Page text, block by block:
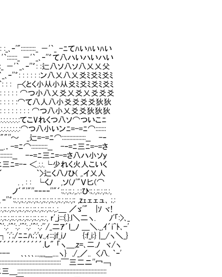
:_､‐'"::::::::::_ －'｀_ -ﾆてﾊいﾊいﾊい
:::::::_ －'｀_､‐''゛て八ハいハいハい
－'｀_､‐''゛: :辷八ソ八ソ八乂乂父
_､‐''゛: : : : : :ン八乂八乂爻ﾐ爻ﾐ爻ﾐ
'＾: : : ┌<とく小从小从爻ﾐ爻ﾐ爻ﾐ爻ﾐ
: : : : : ⌒つ小八乂爻乂爻乂爻爻爻
: : : : :⌒て八人八小爻爻爻爻狄狄
: : : : : : : : ⌒つ八小乂爻爻狄狄狄
てこVれくつ八ソ⌒ついこﾆ
つ八小いンﾆ=-=ﾆ⌒:::::::
～ _辷=-=ﾆ⌒::::::::::::::::__ -‐
-=ﾆ⌒:::::::::::__ -‐=ﾆ三ﾆ=-=さ
-‐=ﾆ三ﾆ=-=さ八ハ小ソｙ
‐ ＜.:.:.└少れく火人こいく
´ ｀>辷く八ﾉひ( ,.イ乂人
. . : : └くﾉ ,ソ(ﾉ'"Ｖ匕(⌒
ｰ‐‐‐''"´:;.:,:;.:,.:.:ひ:;.:,:;.:,:;.:,
,zｪェェュ､ ;.:
＿ ／ゞ'" |ｿ ヾ!
r'_j:::{.}.l＼二ヽ. ﾉ'「:>､_
':,:'＾':,:'^':,:'＾':,:'ﾞ/_二ｱ´l__ﾉ ＿＼._,ｲ´i^ﾄ､-'
ﾞ;ﾞ;/ﾆﾆﾊ;';'v.,ｨ:::jf_iﾉ {:f_i:} |__/ヽ＼_}
し" 「ヽ＿,z=､二.ﾉ ヾ/ヽ
...,,,,___....ヽ} ./_／.. <八. ｀ｰ'
￣三二ニ''冖￢